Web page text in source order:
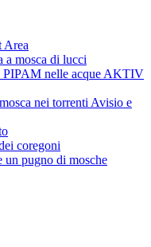
Area
a mosca di lucci
nelle acque AKTIV
nei torrenti Avisio e
coregoni
pugno di mosche